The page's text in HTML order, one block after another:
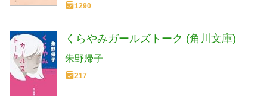
1290
くらやみガールズトーク (角川文庫)
朱野帰子
217